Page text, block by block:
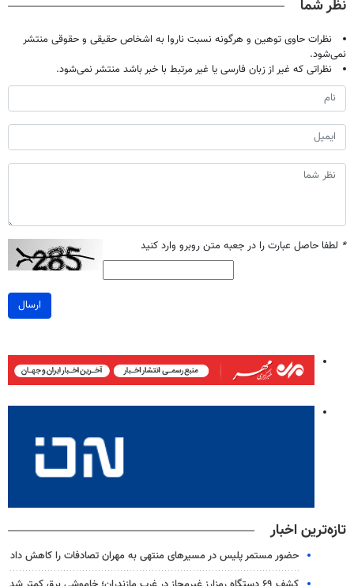
نظر شما
نظرات حاوی توهین و هرگونه نسبت ناروا به اشخاص حقیقی و حقوقی منتشر
نمی‌شود.
نظراتی که غیر از زبان فارسی یا غیر مرتبط با خبر باشد منتشر نمی‌شود.
* لطفا حاصل عبارت را در جعبه متن روبرو وارد کنید
ارسال
تازه‌ترین اخبار
حضور مستمر پلیس در مسیرهای منتهی به مهران تصادفات را کاهش داد